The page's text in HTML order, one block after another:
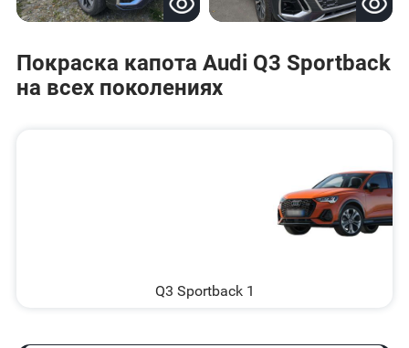
Покраска капота Audi Q3 Sportback
на всех поколениях
Q3 Sportback 1